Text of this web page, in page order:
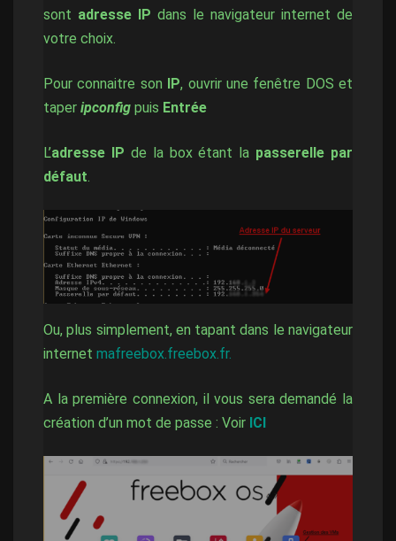
sont adresse IP dans le navigateur internet de
votre choix.
Pour connaitre son IP, ouvrir une fenêtre DOS et
taper ipconfig puis Entrée
L’adresse IP de la box étant la passerelle par
défaut.
Ou, plus simplement, en tapant dans le navigateur
internet mafreebox.freebox.fr.
A la première connexion, il vous sera demandé la
création d’un mot de passe : Voir ICI